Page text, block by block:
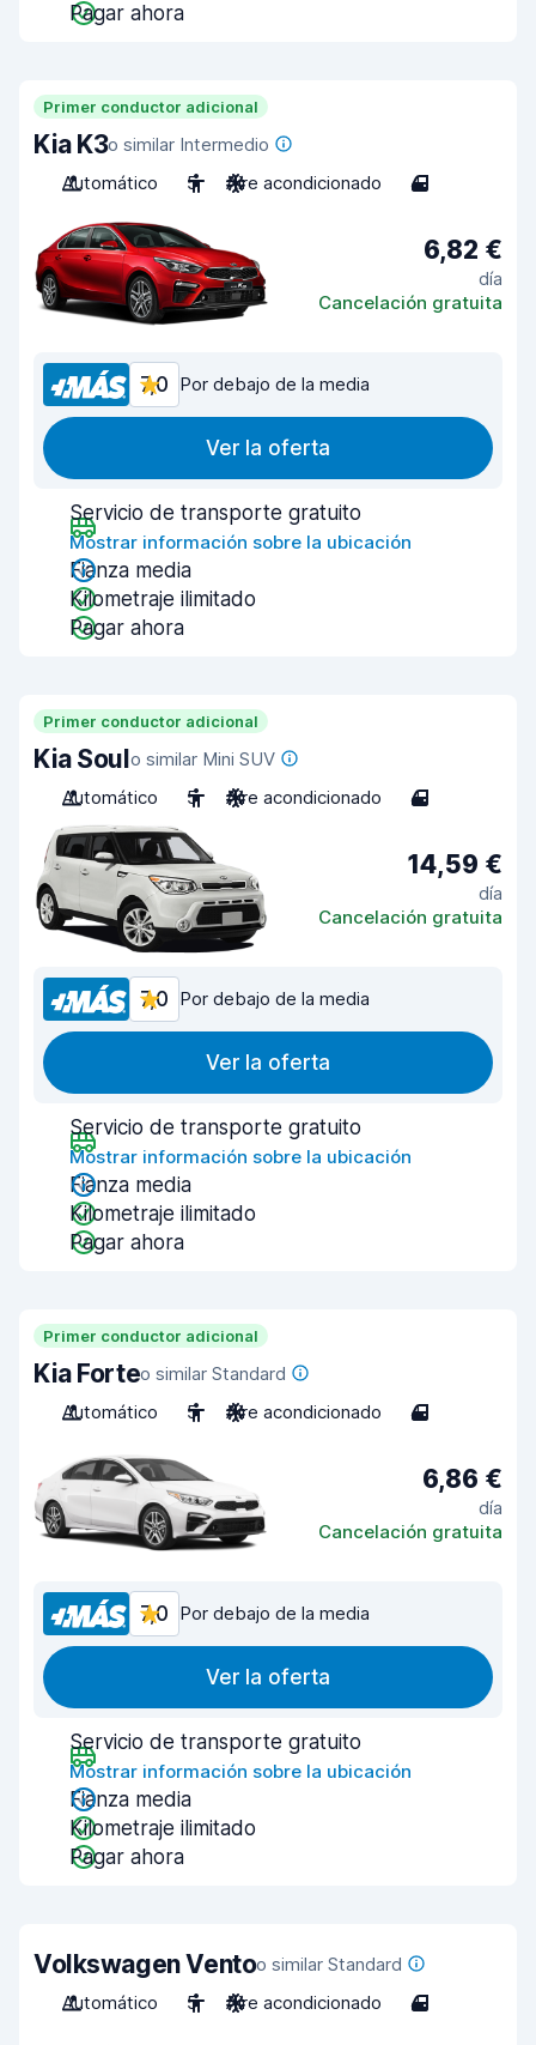
Pagar ahora
Primer conductor adicional
Kia K3o similar Intermedio
Automático
5 Aire acondicionado 4
6,82 €
día
Cancelación gratuita
7,0 Por debajo de la media
Ver la oferta
Servicio de transporte gratuito
Mostrar información sobre la ubicación
Fianza media
Kilometraje ilimitado
Pagar ahora
Primer conductor adicional
Kia Soulo similar Mini SUV
Automático
5 Aire acondicionado 4
14,59 €
día
Cancelación gratuita
7,0 Por debajo de la media
Ver la oferta
Servicio de transporte gratuito
Mostrar información sobre la ubicación
Fianza media
Kilometraje ilimitado
Pagar ahora
Primer conductor adicional
Kia Forteo similar Standard
Automático
5 Aire acondicionado 4
6,86 €
día
Cancelación gratuita
7,0 Por debajo de la media
Ver la oferta
Servicio de transporte gratuito
Mostrar información sobre la ubicación
Fianza media
Kilometraje ilimitado
Pagar ahora
Volkswagen Ventoo similar Standard
Automático
5 Aire acondicionado 4